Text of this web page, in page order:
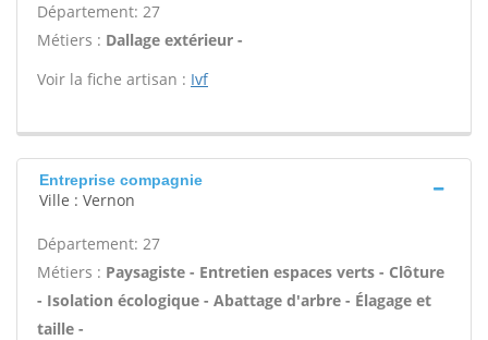
Département: 27
Métiers : Dallage extérieur -
Voir la fiche artisan : Ivf
Entreprise compagnie
Ville : Vernon
Département: 27
Métiers : Paysagiste - Entretien espaces verts - Clôture
- Isolation écologique - Abattage d'arbre - Élagage et
taille -